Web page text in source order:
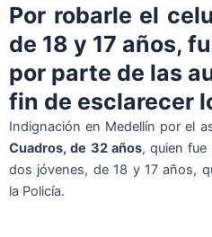
Por robarle el
de 18 y 17 años,
por parte de las
fin de esclarecer
Indignación en Medellín por el
Cuadros, de 32 años, quien
dos jóvenes, de 18 y 17 años,
la Policía.